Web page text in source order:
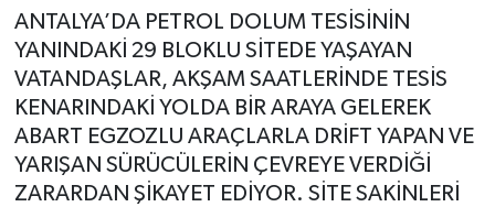
ANTALYA’DA PETROL DOLUM TESİSİNİN
YANINDAKİ 29 BLOKLU SİTEDE YAŞAYAN
VATANDAŞLAR, AKŞAM SAATLERİNDE TESİS
KENARINDAKİ YOLDA BİR ARAYA GELEREK
ABART EGZOZLU ARAÇLARLA DRİFT YAPAN VE
YARIŞAN SÜRÜCÜLERİN ÇEVREYE VERDİĞİ
ZARARDAN ŞİKAYET EDİYOR. SİTE SAKİNLERİ